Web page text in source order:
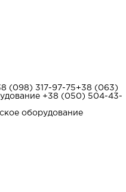
(098) 317-97-75+38 (063)
+38 (050) 504-43-
оборудование